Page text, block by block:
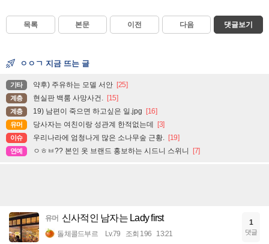
목록 본문 이전 다음 댓글보기
ㅇㅇㄱ 지금 뜨는 글
기타 약후) 주유하는 모델 서안 [25]
계층 현실판 백룸 사망사건. [15]
계층 19) 남편이 죽으면 하고싶은 일.jpg [16]
유머 당사자는 여친이랑 성관계 한적없는데 [3]
이슈 우리나라에 엄청나게 많은 소나무숲 근황. [19]
연예 ㅇㅎㅂ?? 본인 옷 브랜드 홍보하는 시드니 스위니 [7]
유머 신사적인 남자는 Lady first
돌체콜드부르 Lv.79 조회 196 13:21
1
댓글